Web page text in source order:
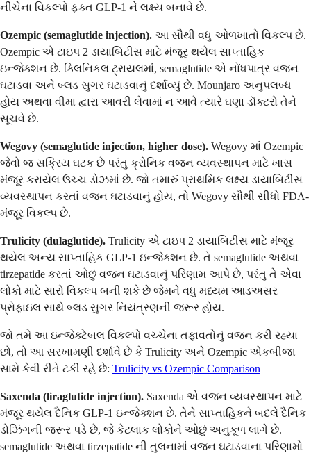
નીચેના વિકલ્પો ફક્ત GLP-1 ને લક્ષ્ય બનાવે છે.
Ozempic (semaglutide injection). આ સૌથી વધુ ઓળખાતો વિકલ્પ છે.
Ozempic એ ટાઇપ 2 ડાયાબિટીસ માટે મંજૂર થયેલ સાપ્તાહિક
ઇન્જેક્શન છે. ક્લિનિકલ ટ્રાયલમાં, semaglutide એ નોંધપાત્ર વજન
ઘટાડવા અને બ્લડ સુગર ઘટાડવાનું દર્શાવ્યું છે. Mounjaro અનુપલબ્ધ
હોય અથવા વીમા દ્વારા આવરી લેવામાં ન આવે ત્યારે ઘણા ડૉક્ટરો તેને
સૂચવે છે.
Wegovy (semaglutide injection, higher dose). Wegovy માં Ozempic
જેવો જ સક્રિય ઘટક છે પરંતુ ક્રોનિક વજન વ્યવસ્થાપન માટે ખાસ
મંજૂર કરાયેલ ઉચ્ચ ડોઝમાં છે. જો તમારું પ્રાથમિક લક્ષ્ય ડાયાબિટીસ
વ્યવસ્થાપન કરતાં વજન ઘટાડવાનું હોય, તો Wegovy સૌથી સીધો FDA-
મંજૂર વિકલ્પ છે.
Trulicity (dulaglutide). Trulicity એ ટાઇપ 2 ડાયાબિટીસ માટે મંજૂર
થયેલ અન્ય સાપ્તાહિક GLP-1 ઇન્જેક્શન છે. તે semaglutide અથવા
tirzepatide કરતાં ઓછું વજન ઘટાડવાનું પરિણામ આપે છે, પરંતુ તે એવા
લોકો માટે સારો વિકલ્પ બની શકે છે જેમને વધુ મધ્યમ આડઅસર
પ્રોફાઇલ સાથે બ્લડ સુગર નિયંત્રણની જરૂર હોય.
જો તમે આ ઇન્જેક્ટેબલ વિકલ્પો વચ્ચેના તફાવતોનું વજન કરી રહ્યા
છો, તો આ સરખામણી દર્શાવે છે કે Trulicity અને Ozempic એકબીજા
સામે કેવી રીતે ટકી રહે છે: Trulicity vs Ozempic Comparison
Saxenda (liraglutide injection). Saxenda એ વજન વ્યવસ્થાપન માટે
મંજૂર થયેલ દૈનિક GLP-1 ઇન્જેક્શન છે. તેને સાપ્તાહિકને બદલે દૈનિક
ડોઝિંગની જરૂર પડે છે, જે કેટલાક લોકોને ઓછું અનુકૂળ લાગે છે.
semaglutide અથવા tirzepatide ની તુલનામાં વજન ઘટાડવાના પરિણામો